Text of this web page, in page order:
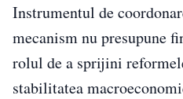
Instrumentul de
mecanism nu presupune
rolul de a sprijini
stabilitatea